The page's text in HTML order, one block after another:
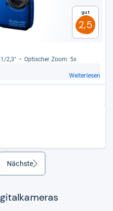
Gut
2,5
2,3"
Opti­scher Zoom: 5x
Weiterlesen
Nächsteweiter